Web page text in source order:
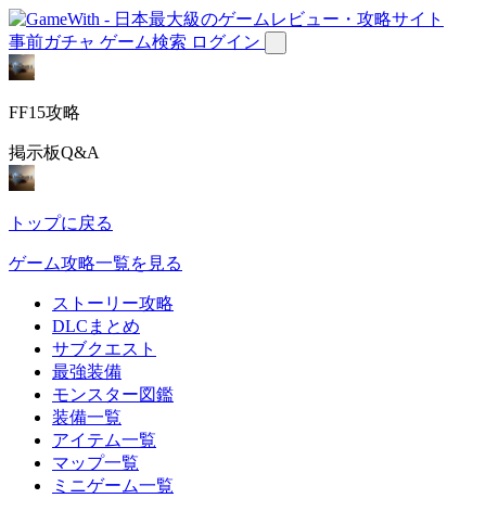
事前ガチャ ゲーム検索 ログイン
FF15攻略
掲示板Q&A
トップに戻る
ゲーム攻略一覧を見る
ストーリー攻略
DLCまとめ
サブクエスト
最強装備
モンスター図鑑
装備一覧
アイテム一覧
マップ一覧
ミニゲーム一覧